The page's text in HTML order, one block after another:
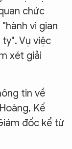
chức
vi gian
Vụ việc
xét giải
tin về
Kế
đốc kể từ